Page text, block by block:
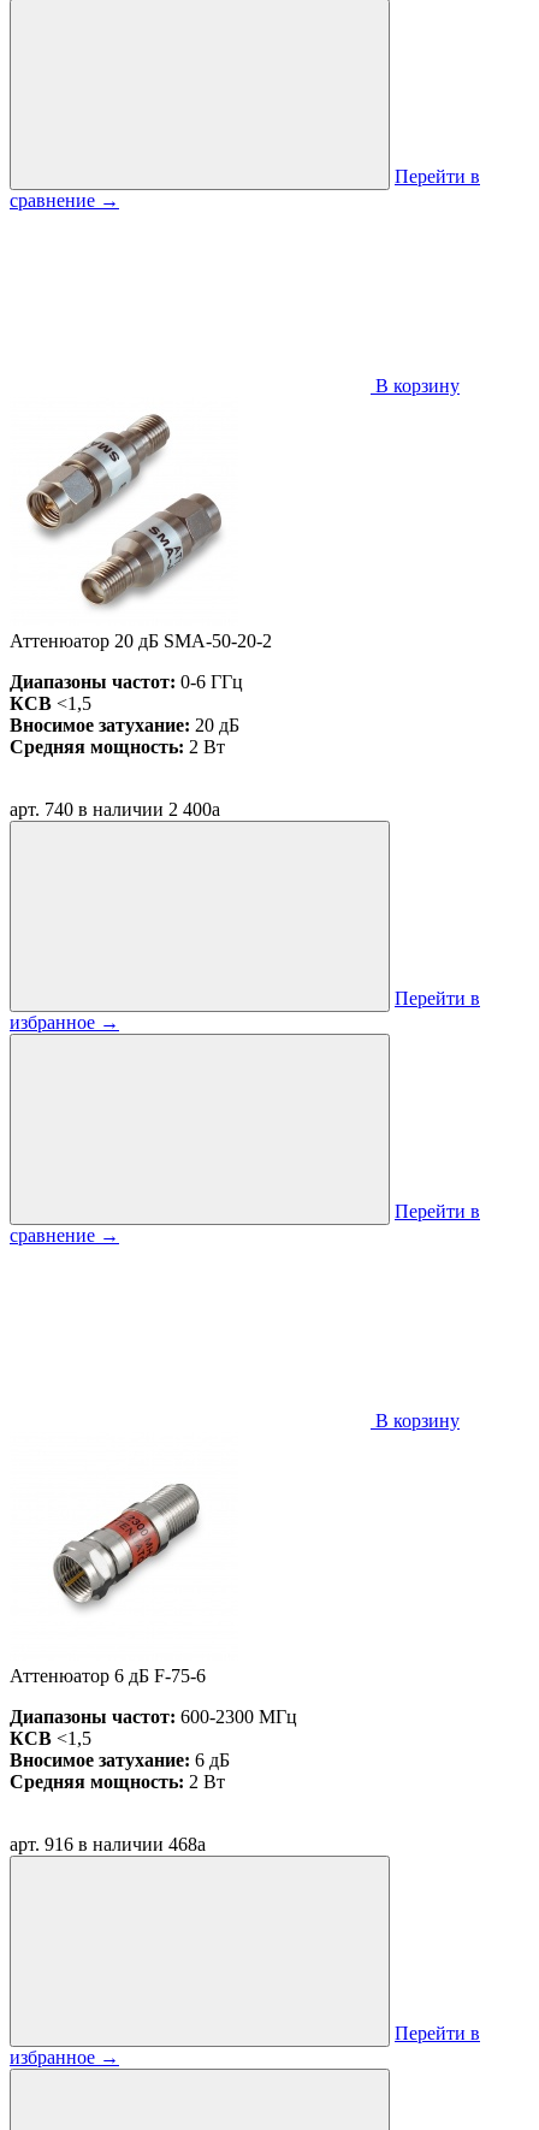
Перейти в
сравнение →
В корзину
Аттенюатор 20 дБ SMA-50-20-2
Диапазоны частот: 0-6 ГГц
КСВ <1,5
Вносимое затухание: 20 дБ
Средняя мощность: 2 Вт
арт. 740 в наличии 2 400a
Перейти в
избранное →
Перейти в
сравнение →
В корзину
Аттенюатор 6 дБ F-75-6
Диапазоны частот: 600-2300 МГц
КСВ <1,5
Вносимое затухание: 6 дБ
Средняя мощность: 2 Вт
арт. 916 в наличии 468a
Перейти в
избранное →